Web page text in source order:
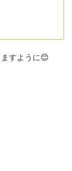
すように😊